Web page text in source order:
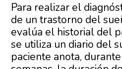
Para realizar el
de un trastorno del
evalúa el historial del
se utiliza un diario del
paciente anota,